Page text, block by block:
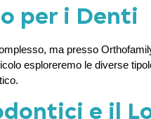
per i Denti
ma presso
esploreremo le diverse
e il